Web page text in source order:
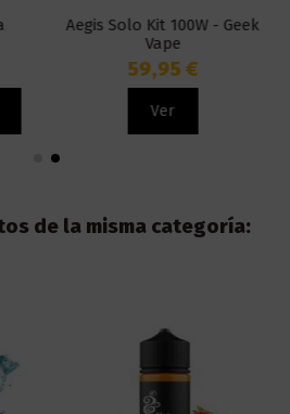
Aegis Solo Kit 100W - Geek
Vape
59,95 €
Ver
de la misma categoría: